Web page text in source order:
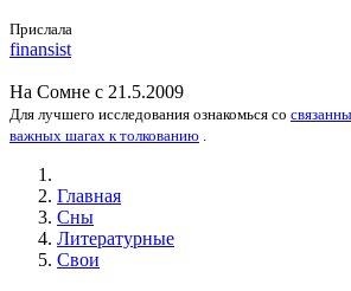
Прислала
fi­nan­sist
На Сомне с 21.5.2009
Для лучшего исследования ознакомься со
важных шагах к толкованию .
Главная
Сны
Литературные
Свои